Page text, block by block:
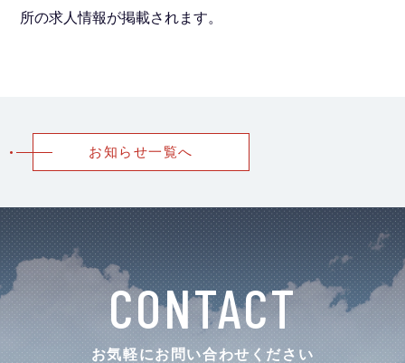
所の求人情報が掲載されます。
お知らせ一覧へ
CONTACT
お気軽にお問い合わせください